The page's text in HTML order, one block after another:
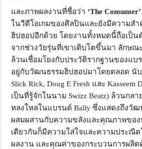
และภาพผลงานที่ชื่อว่า ‘The
ในวีดีโอเกมของศิลปินและยังมีความส
ฮิปฮอปอีกด้วย โดยงานทั้งหมดนี้ถือเป็
จากช่วงวัยรุ่นที่เขาเติบโตขึ้นมา ลักษณ
ล้วนเชื่อมโยงกับประวัติรากฐานของแบ
อยู่กับวัฒนธรรมฮิปฮอปมาโดยตลอด นั
Slick Rick, Doug E Fresh และ
เป็นที่รู้จักในนาม Swizz Beatz) ล้วนกล
หลงใหลในแบรนด์ Bally ซึ่งแสดงถึงวั
ผสมผสานกับความขลังและคุณภาพขอ
เดียวกันก็มีความใส่ใจและความประณีต
ผลงาน และคุณค่าของกระบวนการผลิต